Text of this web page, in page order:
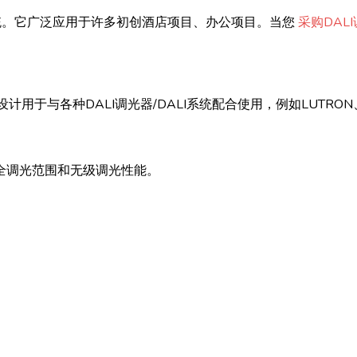
它广泛应用于许多初创酒店项目、办公项目。当您采购DALI
计用于与各种DALI调光器/DALI系统配合使用，例如
光范围和无级调光性能。